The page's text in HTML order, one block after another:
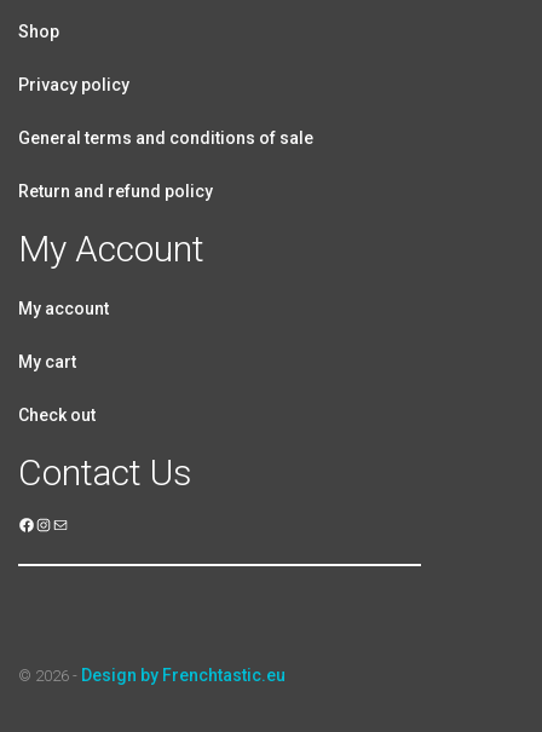
Shop
Privacy policy
General terms and conditions of sale
Return and refund policy
My Account
My account
My cart
Check out
Contact Us
© 2026 - Design by Frenchtastic.eu